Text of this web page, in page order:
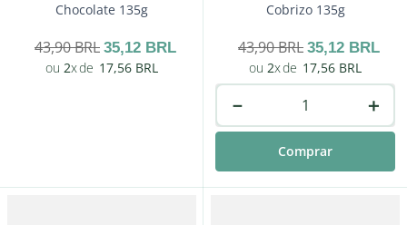
Chocolate 135g
43,90BRL 35,12 BRL
2
17,56 BRL
Cobrizo 135g
43,90BRL 35,12 BRL
2
17,56 BRL
＋
－
Comprar